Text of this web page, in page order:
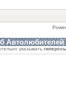
Автолюбителей
указывать